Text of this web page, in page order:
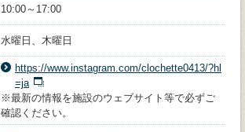
10:00～17:00
水曜日、木曜日
https://www.instagram.com/clochette0413/?hl
=ja
※最新の情報を施設のウェブサイト等で必ずご
確認ください。